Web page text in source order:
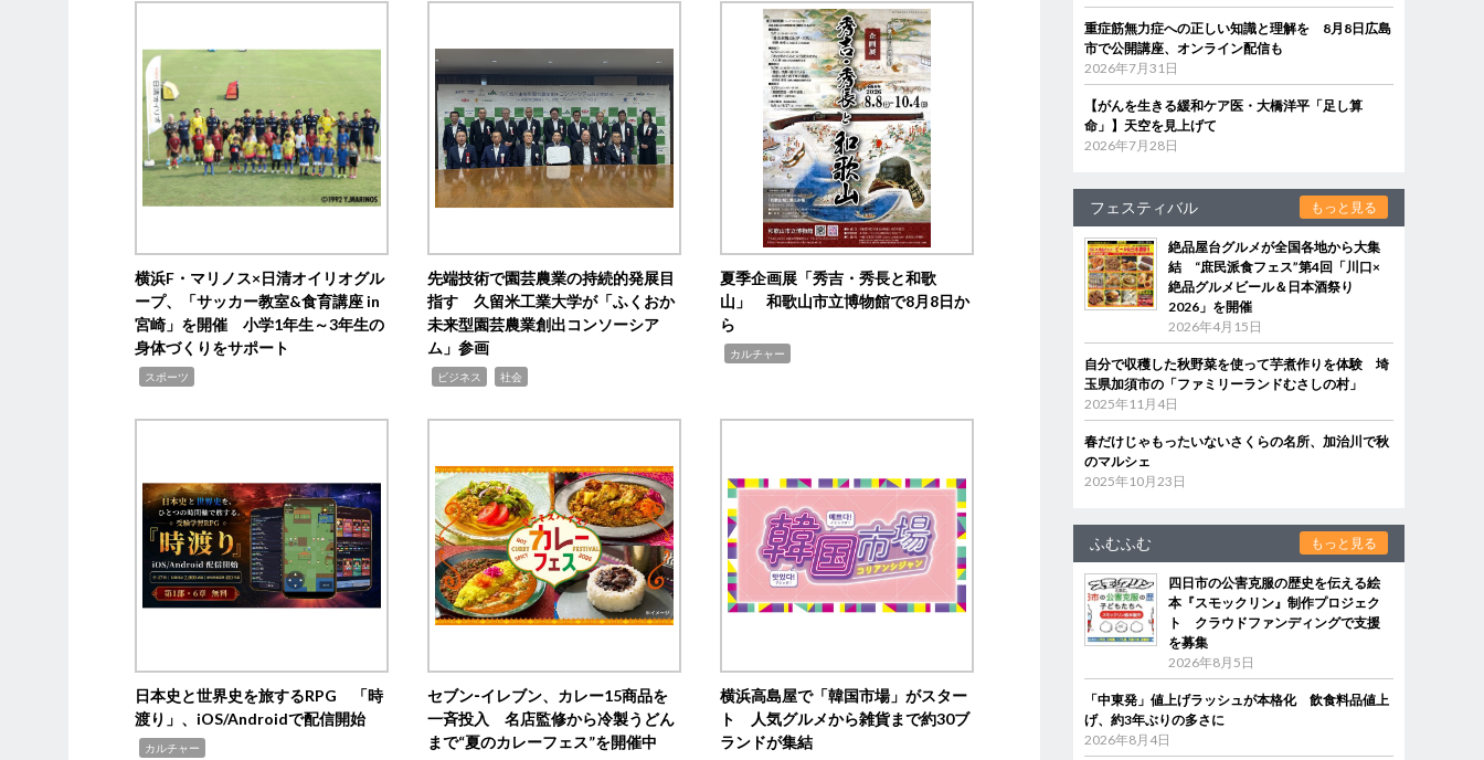
横浜F・マリノス×日清オイリオグル
ープ、「サッカー教室&食育講座 in
宮崎」を開催 小学1年生～3年生の
身体づくりをサポート
スポーツ
先端技術で園芸農業の持続的発展目
指す 久留米工業大学が「ふくおか
未来型園芸農業創出コンソーシア
ム」参画
ビジネス 社会
夏季企画展「秀吉・秀長と和歌
山」 和歌山市立博物館で8月8日か
ら
カルチャー
日本史と世界史を旅するRPG 「時
渡り」、iOS/Androidで配信開始
カルチャー
セブン‐イレブン、カレー15商品を
一斉投入 名店監修から冷製うどん
まで“夏のカレーフェス”を開催中
横浜高島屋で「韓国市場」がスター
ト 人気グルメから雑貨まで約30ブ
ランドが集結
重症筋無力症への正しい知識と理解を 8月8日広島
市で公開講座、オンライン配信も
2026年7月31日
【がんを生きる緩和ケア医・大橋洋平「足し算
命」】天空を見上げて
2026年7月28日
フェスティバル もっと見る
絶品屋台グルメが全国各地から大集
結 “庶民派食フェス”第4回「川口×
絶品グルメビール＆日本酒祭り
2026」を開催
2026年4月15日
自分で収穫した秋野菜を使って芋煮作りを体験 埼
玉県加須市の「ファミリーランドむさしの村」
2025年11月4日
春だけじゃもったいないさくらの名所、加治川で秋
のマルシェ
2025年10月23日
ふむふむ もっと見る
四日市の公害克服の歴史を伝える絵
本『スモックリン』制作プロジェク
ト クラウドファンディングで支援
を募集
2026年8月5日
「中東発」値上げラッシュが本格化 飲食料品値上
げ、約3年ぶりの多さに
2026年8月4日